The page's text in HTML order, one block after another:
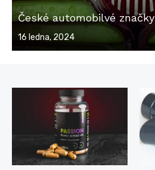
České automobilvé značky
Posted
on
16 ledna, 2024